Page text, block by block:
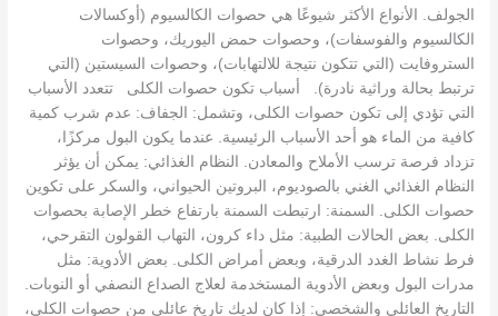
الجولف. الأنواع الأكثر شيوعًا هي حصوات الكالسيوم (أوكسالات
الكالسيوم والفوسفات)، وحصوات حمض اليوريك، وحصوات
الستروفايت (التي تتكون نتيجة للالتهابات)، وحصوات السيستين (التي
ترتبط بحالة وراثية نادرة). أسباب تكون حصوات الكلى تتعدد الأسباب
التي تؤدي إلى تكون حصوات الكلى، وتشمل: الجفاف: عدم شرب كمية
كافية من الماء هو أحد الأسباب الرئيسية. عندما يكون البول مركزًا،
تزداد فرصة ترسب الأملاح والمعادن. النظام الغذائي: يمكن أن يؤثر
النظام الغذائي الغني بالصوديوم، البروتين الحيواني، والسكر على تكوين
حصوات الكلى. السمنة: ارتبطت السمنة بارتفاع خطر الإصابة بحصوات
الكلى. بعض الحالات الطبية: مثل داء كرون، التهاب القولون التقرحي،
فرط نشاط الغدد الدرقية، وبعض أمراض الكلى. بعض الأدوية: مثل
مدرات البول وبعض الأدوية المستخدمة لعلاج الصداع النصفي أو النوبات.
التاريخ العائلي والشخصي: إذا كان لديك تاريخ عائلي من حصوات الكلى،